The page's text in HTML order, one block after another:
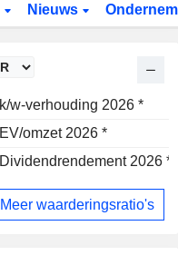
Nieuws
k/w-verhouding 2026 *
EV/omzet 2026 *
Dividendrendement 2026 *
Meer waarderingsratio's